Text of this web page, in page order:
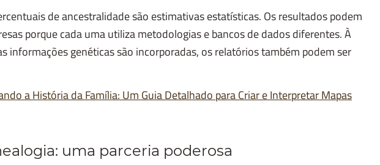
de ancestralidade são estimativas estatísticas. Os resultados podem
porque cada uma utiliza metodologias e bancos de dados diferentes. À
informações genéticas são incorporadas, os relatórios também podem ser
a História da Família: Um Guia Detalhado para Criar e Interpretar Mapas
uma parceria poderosa